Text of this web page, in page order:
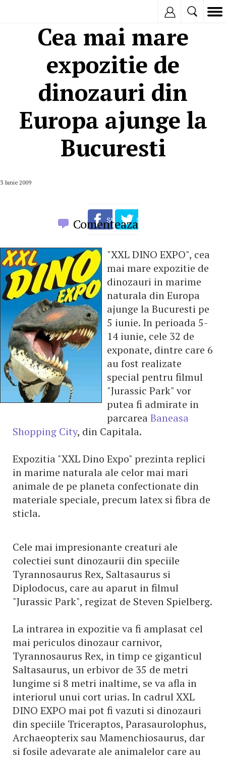
Cea mai mare
expozitie de
dinozauri din
Europa ajunge la
Bucuresti
3 Iunie 2009
Comenteaza
"XXL DINO EXPO", cea
mai mare expozitie de
dinozauri in marime
naturala din Europa
ajunge la Bucuresti pe
5 iunie. In perioada 5-
14 iunie, cele 32 de
exponate, dintre care 6
au fost realizate
special pentru filmul
"Jurassic Park" vor
putea fi admirate in
parcareaBaneasa
Shopping City, din Capitala.
Expozitia "XXL Dino Expo" prezinta replici
in marime naturala ale celor mai mari
animale de pe planeta confectionate din
materiale speciale, precum latex si fibra de
sticla.
Cele mai impresionante creaturi ale
colectiei sunt dinozaurii din speciile
Tyrannosaurus Rex, Saltasaurus si
Diplodocus, care au aparut in filmul
"Jurassic Park", regizat de Steven Spielberg.
La intrarea in expozitie va fi amplasat cel
mai periculos dinozaur carnivor,
Tyrannosaurus Rex, in timp ce giganticul
Saltasaurus, un erbivor de 35 de metri
lungime si 8 metri inaltime, se va afla in
interiorul unui cort urias. In cadrul XXL
DINO EXPO mai pot fi vazuti si dinozauri
din speciile Triceraptos, Parasaurolophus,
Archaeopterix sau Mamenchiosaurus, dar
si fosile adevarate ale animalelor care au